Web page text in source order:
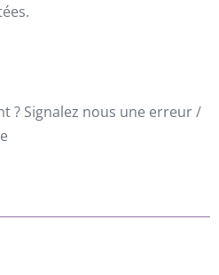
? Signalez nous une erreur /